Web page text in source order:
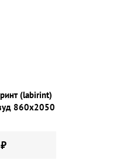
(labirint)
860х2050